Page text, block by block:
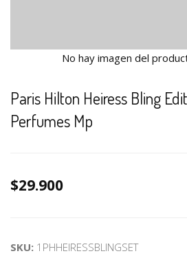
No hay imagen del
Paris Hilton Heiress Bling
Perfumes Mp
$29.900
SKU: 1PHHEIRESSBLINGSET